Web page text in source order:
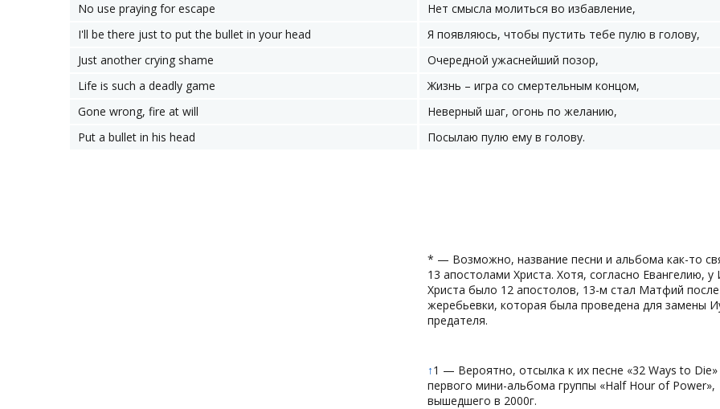
No use praying for escape
Нет смысла молиться во избавление,
I'll be there just to put the bullet in your head
Я появляюсь, чтобы пустить тебе пулю в голову,
Just another crying shame
Очередной ужаснейший позор,
Life is such a deadly game
Жизнь – игра со смертельным концом,
Gone wrong, fire at will
Неверный шаг, огонь по желанию,
Put a bullet in his head
Посылаю пулю ему в голову.
* — Возможно, название песни и альбома как-то
13 апостолами Христа. Хотя, согласно Евангелию, у
Христа было 12 апостолов, 13-м стал Матфий после
жеребьевки, которая была проведена для замены
предателя.
↑1 — Вероятно, отсылка к их песне «32 Ways to Die»
первого мини-альбома группы «Нalf Hour of Power»,
вышедшего в 2000г.